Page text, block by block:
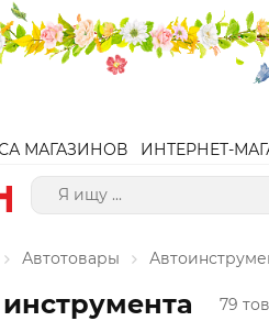
МАГАЗИНОВ ИНТЕРНЕТ-
Автотовары
79